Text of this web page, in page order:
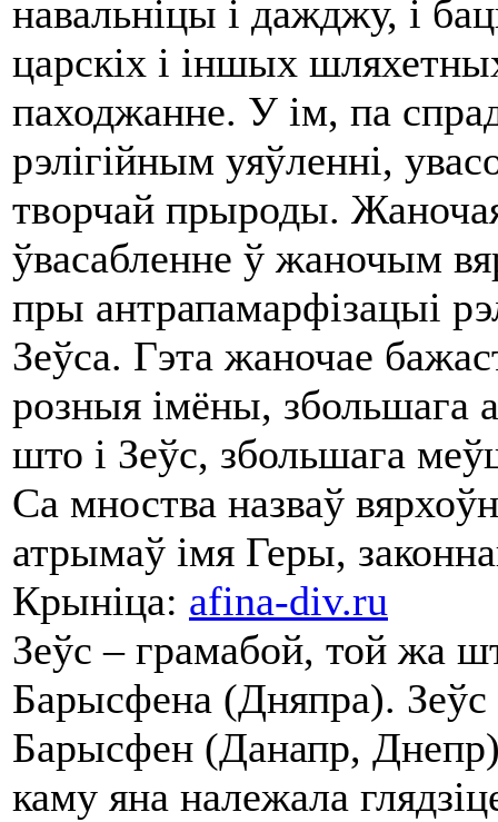
навальніцы і дажджу, і
царскіх і іншых
паходжанне. У ім, па
рэлігійным уяўленні,
творчай прыроды.
ўвасабленне ў жаночым
пры антрапамарфізацыі
Зеўса. Гэта жаночае
розныя імёны, збольшага
што і Зеўс, збольшага
Са мноства назваў
атрымаў імя Геры,
Крыніца: afina-div.ru
Зеўс – грамабой, той жа
Барысфена (Дняпра). Зеўс
Барысфен (Данапр, Днепр)
каму яна належала